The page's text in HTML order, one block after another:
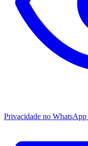
Privacidade no WhatsApp